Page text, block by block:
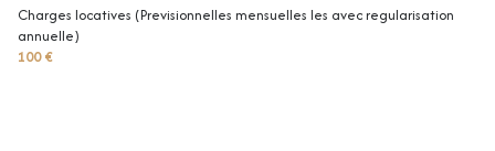
Charges locatives (Previsionnelles mensuelles les avec regularisation
annuelle)
100 €